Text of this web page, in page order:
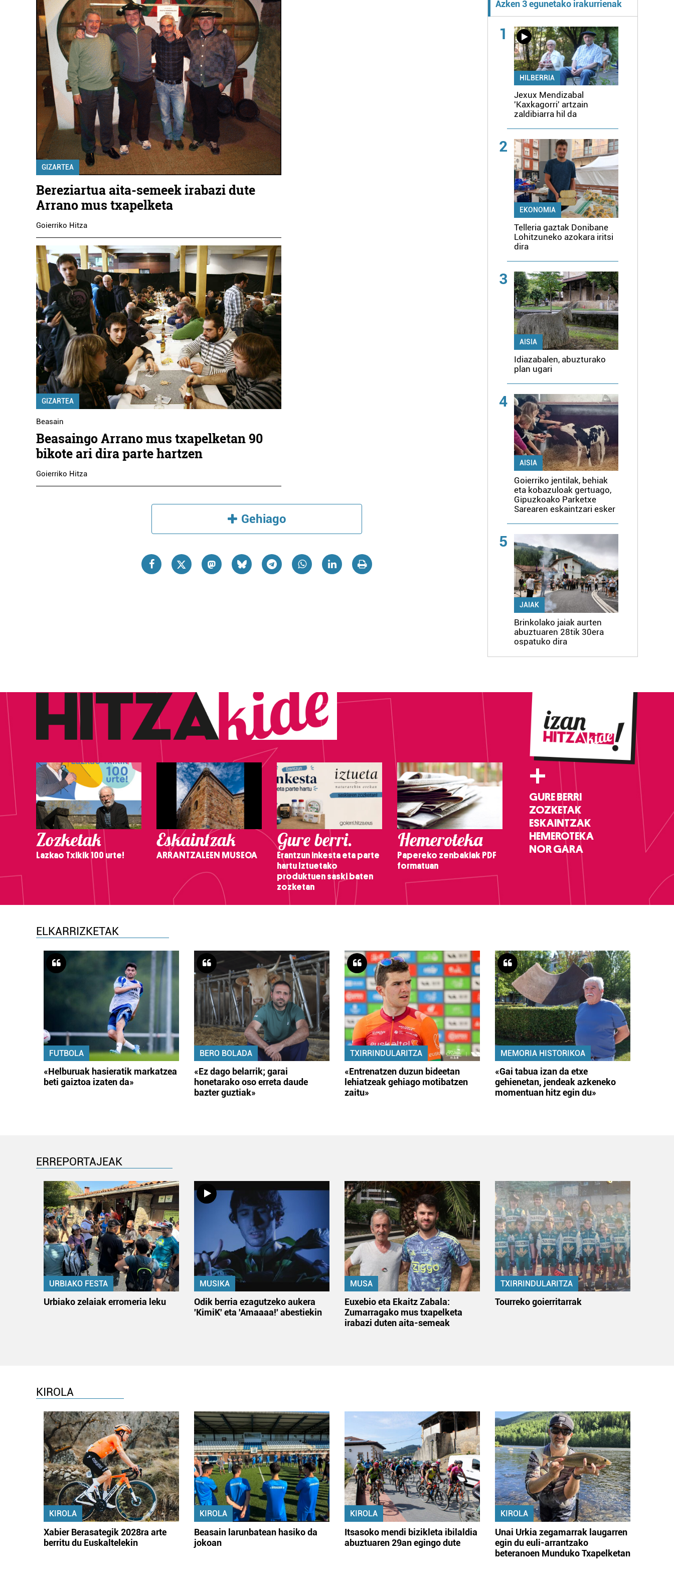
GIZARTEA
Bereziartua aita-semeek irabazi dute
Arrano mus txapelketa
Goierriko Hitza
GIZARTEA
Beasain
Beasaingo Arrano mus txapelketan 90
bikote ari dira parte hartzen
Goierriko Hitza
Gehiago
Azken 3 egunetako irakurrienak
1
HILBERRIA
Jexux Mendizabal
'Kaxkagorri' artzain
zaldibiarra hil da
2
EKONOMIA
Telleria gaztak Donibane
Lohitzuneko azokara iritsi
dira
3
AISIA
Idiazabalen, abuzturako
plan ugari
4
AISIA
Goierriko jentilak, behiak
eta kobazuloak gertuago,
Gipuzkoako Parketxe
Sarearen eskaintzari esker
5
JAIAK
Brinkolako jaiak aurten
abuztuaren 28tik 30era
ospatuko dira
Zozketak
Lazkao Txikik 100 urte!
Eskaintzak
ARRANTZALEEN MUSEOA
Gure berri.
Erantzun inkesta eta parte
hartu Iztuetako
produktuen saski baten
zozketan
Hemeroteka
Papereko zenbakiak PDF
formatuan
+
GURE BERRI
ZOZKETAK
ESKAINTZAK
HEMEROTEKA
NOR GARA
ELKARRIZKETAK
FUTBOLA
«Helburuak hasieratik markatzea
beti gaiztoa izaten da»
BERO BOLADA
«Ez dago belarrik; garai
honetarako oso erreta daude
bazter guztiak»
TXIRRINDULARITZA
«Entrenatzen duzun bideetan
lehiatzeak gehiago motibatzen
zaitu»
MEMORIA HISTORIKOA
«Gai tabua izan da etxe
gehienetan, jendeak azkeneko
momentuan hitz egin du»
ERREPORTAJEAK
URBIAKO FESTA
Urbiako zelaiak erromeria leku
MUSIKA
Odik berria ezagutzeko aukera
'KimiK' eta 'Amaaaa!' abestiekin
MUSA
Euxebio eta Ekaitz Zabala:
Zumarragako mus txapelketa
irabazi duten aita-semeak
TXIRRINDULARITZA
Tourreko goierritarrak
KIROLA
KIROLA
Xabier Berasategik 2028ra arte
berritu du Euskaltelekin
KIROLA
Beasain larunbatean hasiko da
jokoan
KIROLA
Itsasoko mendi bizikleta ibilaldia
abuztuaren 29an egingo dute
KIROLA
Unai Urkia zegamarrak laugarren
egin du euli-arrantzako
beteranoen Munduko Txapelketan